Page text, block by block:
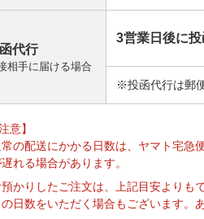
代行
相手に届ける場合
3営業日後に投
※投函代行は郵
意】
の配送にかかる日数は、ヤマト宅急
れる場合があります。
預かりしたご注文は、上記目安よりも
の日数をいただく場合もございます。